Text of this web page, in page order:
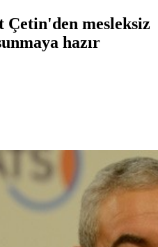
Çetin'den mesleksiz
hazır